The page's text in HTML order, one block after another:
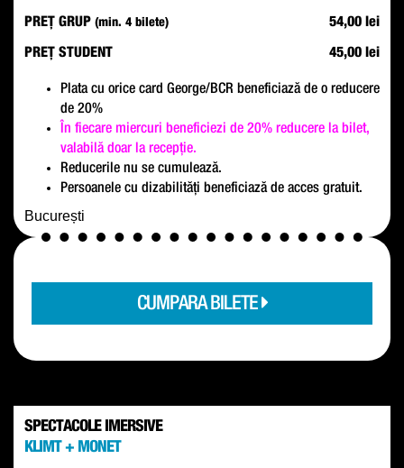
PREȚ GRUP (min. 4 bilete) 54,00 lei
PREȚ STUDENT 45,00 lei
Plata cu orice card George/BCR beneficiază de o reducere
de 20%
În fiecare miercuri beneficiezi de 20% reducere la bilet,
valabilă doar la recepție.
Reducerile nu se cumulează.
Persoanele cu dizabilități beneficiază de acces gratuit.
București
CUMPARA BILETE
SPECTACOLE IMERSIVE
KLIMT + MONET